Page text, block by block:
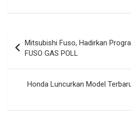
pos
Mitsubishi Fuso, Hadirkan
FUSO GAS POLL
Honda Luncurkan Model